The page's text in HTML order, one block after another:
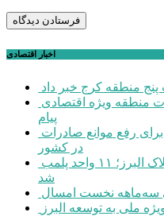
اخبار اقتصادی
منطقه کرج خبر داد
پیام
در کشور
شد
ملی به توسعه البرز